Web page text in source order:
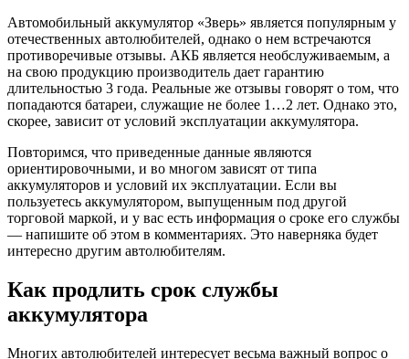
Автомобильный аккумулятор «Зверь» является популярным у
отечественных автолюбителей, однако о нем встречаются
противоречивые отзывы. АКБ является необслуживаемым, а
на свою продукцию производитель дает гарантию
длительностью 3 года. Реальные же отзывы говорят о том, что
попадаются батареи, служащие не более 1…2 лет. Однако это,
скорее, зависит от условий эксплуатации аккумулятора.
Повторимся, что приведенные данные являются
ориентировочными, и во многом зависят от типа
аккумуляторов и условий их эксплуатации. Если вы
пользуетесь аккумулятором, выпущенным под другой
торговой маркой, и у вас есть информация о сроке его службы
— напишите об этом в комментариях. Это наверняка будет
интересно другим автолюбителям.
Как продлить срок службы
аккумулятора
Многих автолюбителей интересует весьма важный вопрос о